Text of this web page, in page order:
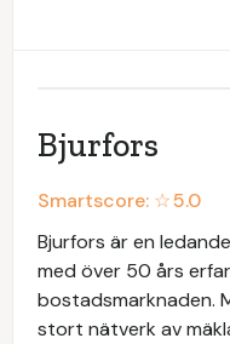
Bjurfors
Smartscore: ☆5.0
Bjurfors är en
med över 50 års
bostadsmarknaden.
stort nätverk av